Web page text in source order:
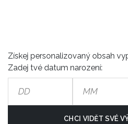
Získej personalizovaný obsah
Zadej tvé datum narození:
CHCI VIDĚT SVÉ